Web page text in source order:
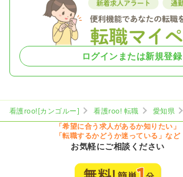
ログインまたは新規登録
看護roo![カンゴルー] 看護roo! 転職 愛知県
「希望に合う求人があるか知りたい」
「転職するかどうか迷っている」など
お気軽にご相談ください